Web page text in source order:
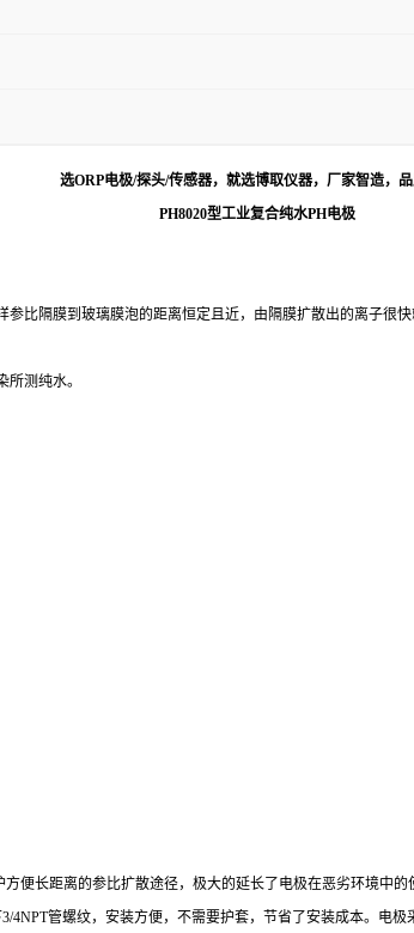
选ORP电极/探头/传感器，就选博取仪器，厂家智造，
PH8020型工业复合纯水PH电极
比隔膜到玻璃膜泡的距离恒定且近，由隔膜扩散出的离子很
测纯水。
方便长距离的参比扩散途径，极大的延长了电极在恶劣环境中
3/4NPT管螺纹，安装方便，不需要护套，节省了安装成本。 电极